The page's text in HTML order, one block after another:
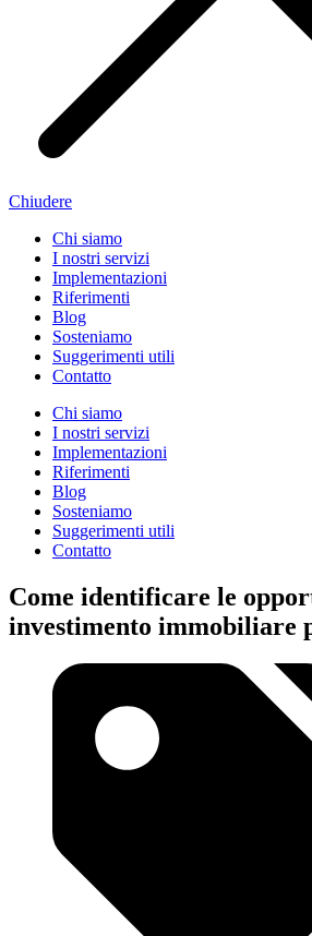
Chiudere
Chi siamo
I nostri servizi
Implementazioni
Riferimenti
Blog
Sosteniamo
Suggerimenti utili
Contatto
Chi siamo
I nostri servizi
Implementazioni
Riferimenti
Blog
Sosteniamo
Suggerimenti utili
Contatto
Come identificare le
investimento immobiliare